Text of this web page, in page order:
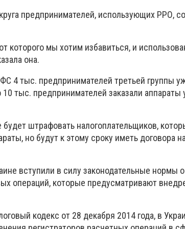
предпринимателей, использующих РРО,
которого мы хотим избавиться, и
она.
4 тыс. предпринимателей третьей группы
тыс. предпринимателей заказали аппараты
штрафовать налогоплательщиков,
но будут к этому сроку иметь договора
вступили в силу законодательные нормы о
операций, которые предусматривают
кодекс от 28 декабря 2014 года, в